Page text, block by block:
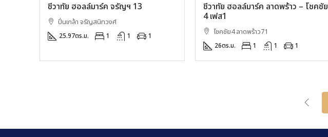
ชีวาทัย ฮอลล์มาร์ค จรัญฯ 13
ปิ่นเกล้า จรัญสนิทวงศ์
25.97ตร.ม. 1 1 1
ชีวาทัย ฮอลล์มาร์ค ลาดพร้าว – โชคชัย
4 เฟส1
โชคชัย4 ลาดพร้าว71
26ตร.ม. 1 1 1